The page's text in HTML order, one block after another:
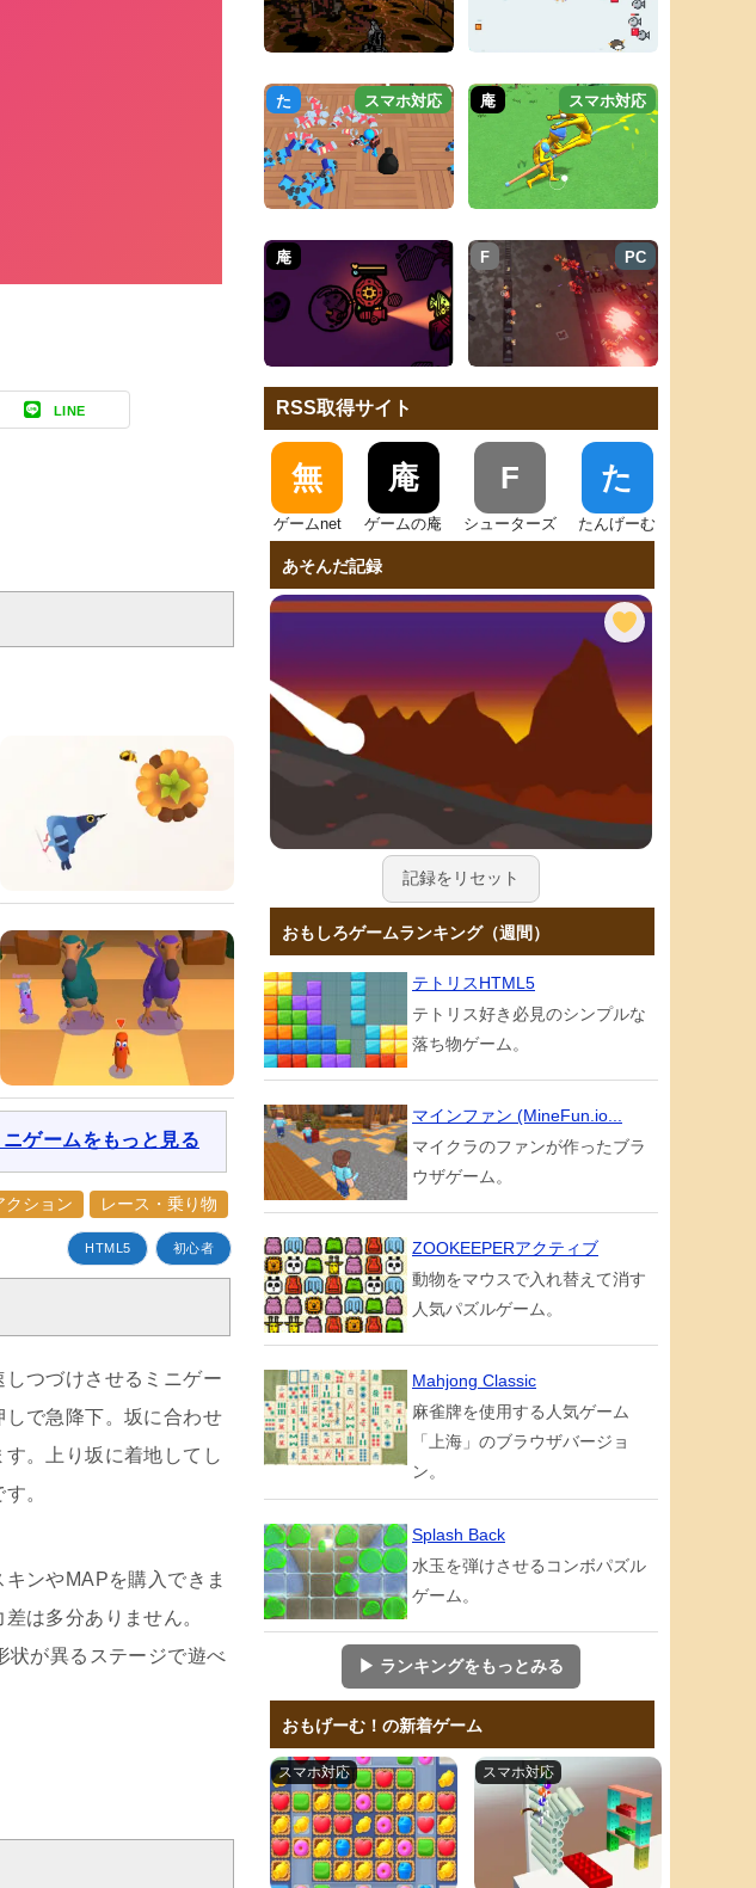
LINE
ニゲームをもっと見る
クション レース・乗り物
HTML5 初心者
つづけさせるミニゲー
しで急降下。坂に合わせ
。上り坂に着地してし
。
ンやMAPを購入できま
は多分ありません。
状が異るステージで遊べ
た スマホ対応 庵 スマホ対応
庵 F PC
RSS取得サイト
無
ゲームnet
庵
ゲームの庵
F
シューターズ
た
たんげーむ
あそんだ記録
記録をリセット
おもしろゲームランキング（週間）
テトリスHTML5
テトリス好き必見のシンプルな
落ち物ゲーム。
マインファン (MineFun.io...
マイクラのファンが作ったブラ
ウザゲーム。
ZOOKEEPERアクティブ
動物をマウスで入れ替えて消す
人気パズルゲーム。
Mahjong Classic
麻雀牌を使用する人気ゲーム
「上海」のブラウザバージョ
ン。
Splash Back
水玉を弾けさせるコンボパズル
ゲーム。
▶ ランキングをもっとみる
おもげーむ！の新着ゲーム